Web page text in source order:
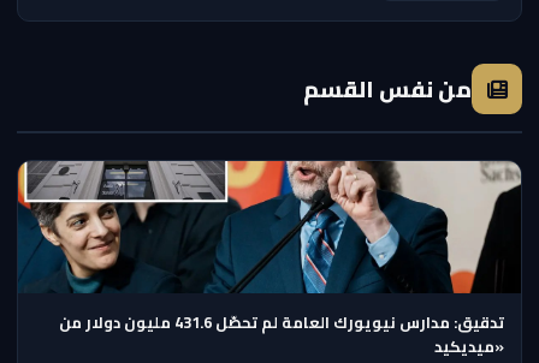
من نفس القسم
تدقيق: مدارس نيويورك العامة لم تحصّل 431.6 مليون دولار من
«ميديكيد